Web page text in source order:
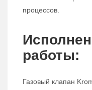
процессов.
работы:
Газовый клапан